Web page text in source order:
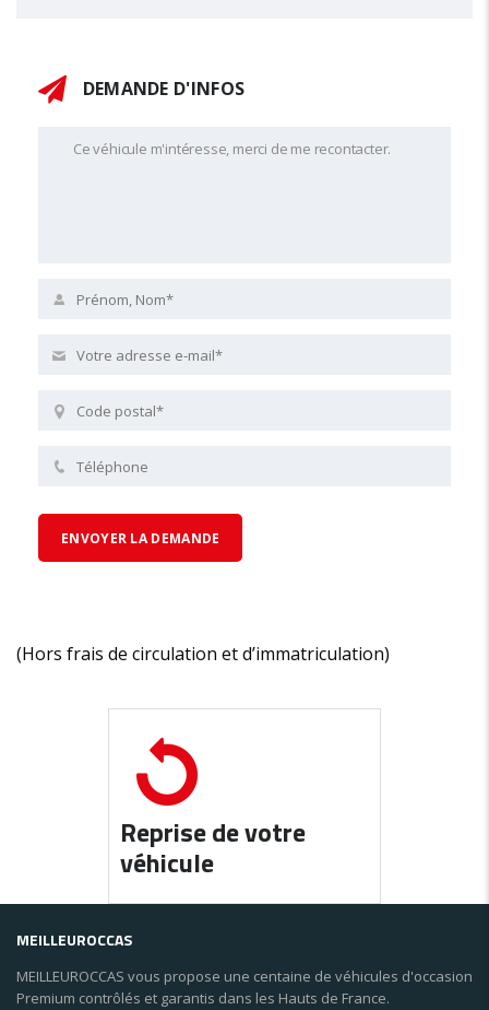
DEMANDE D'INFOS
(Hors frais de circulation et d’immatriculation)
Reprise de votre
véhicule
MEILLEUROCCAS
MEILLEUROCCAS vous propose une centaine de véhicules d'occasion
Premium contrôlés et garantis dans les Hauts de France.